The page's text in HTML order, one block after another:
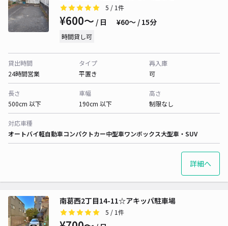
5 / 1件
¥600〜 / 日 ¥60〜 / 15分
時間貸し可
貸出時間
24時間営業
タイプ
平置き
再入庫
可
長さ
500cm 以下
車幅
190cm 以下
高さ
制限なし
対応車種
オートバイ軽自動車コンパクトカー中型車ワンボックス大型車・SUV
詳細へ
南葛西2丁目14-11☆アキッパ駐車場
5 / 1件